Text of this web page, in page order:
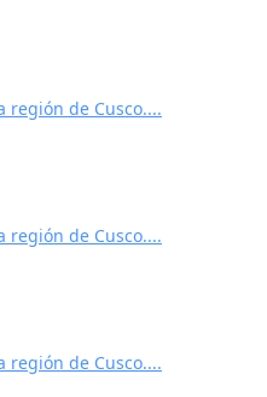
región de Cusco....
región de Cusco....
región de Cusco....